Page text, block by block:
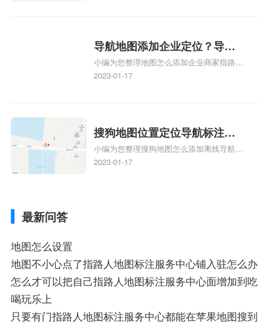
服务中心位置、抖音突然不显示定位了相关
地图标注知识，详情可查看下方正文！
导航地图添加企业定位？导航
定位企业？
小编为您整理地图怎么添加企业商家指路人
地图标注服务中心铺名称、地图怎么添加企
添加企业、地图如何添加企业相关地图标注
知识，详情可查看下方正文！
2023-01-17
搜狗地图位置定位导航标注？
搜狗地图位置定位,导航,标注？
小编为您整理搜狗地图怎么添加离线导航搜
狗地图离线导航怎么用、搜狗地图导航卫星
2023-01-17
最新问答
地图怎么设置
地图不小心点了指路人地图标注服务中心铺入驻怎么办
怎么才可以把自己指路人地图标注服务中心面增加到吃
喝玩乐上
只要有门指路人地图标注服务中心都能在苹果地图搜到